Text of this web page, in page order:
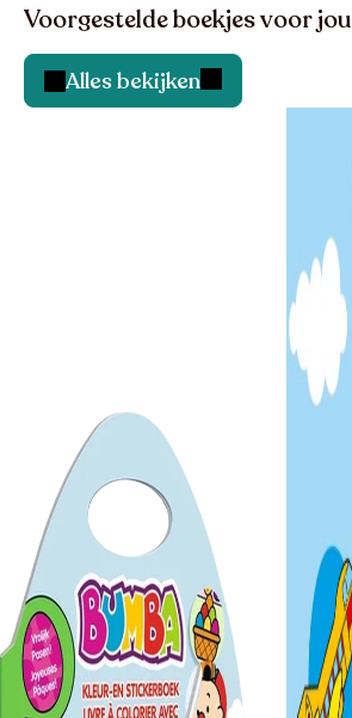
Voorgestelde boekjes voor jou
Alles bekijken